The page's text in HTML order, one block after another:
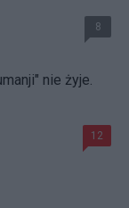
8
nie żyje.
12